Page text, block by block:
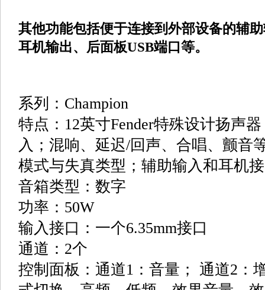
其他功能包括便于连接到外部设备的辅
耳机输出、后面板USB端口等。
系列：Champion
特点：12英寸Fender特殊设计扬声
入；混响、延迟/回声、合唱、颤音
模式与失真类型；辅助输入和耳机
音箱类型：数字
功率：50W
输入接口：一个6.35mm接口
通道：2个
控制面板：通道1：音量； 通道2：